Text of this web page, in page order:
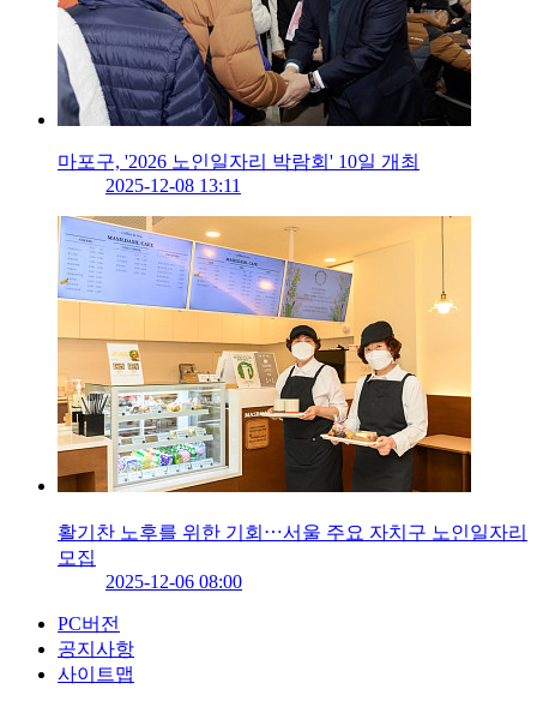
마포구, '2026 노인일자리 박람회' 10일 개최
2025-12-08 13:11
활기찬 노후를 위한 기회⋯서울 주요 자치구 노인일자리
모집
2025-12-06 08:00
PC버전
공지사항
사이트맵